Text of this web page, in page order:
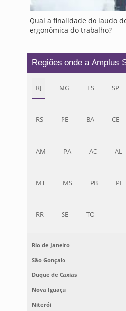
Qual a finalidade do laudo
ergonômica do trabalho?
Regiões onde a Amplus
RJ MG ES SP
RS PE BA CE
AM PA AC AL
MT MS PB PI
RR SE TO
Rio de Janeiro
São Gonçalo
Duque de Caxias
Nova Iguaçu
Niterói